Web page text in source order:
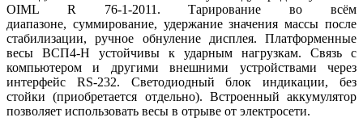
OIML R 76-1-2011. Тарирование во всём
диапазоне, суммирование, удержание значения массы после
стабилизации, ручное обнуление дисплея. Платформенные
весы ВСП4-Н устойчивы к ударным нагрузкам. Связь с
компьютером и другими внешними устройствами через
интерфейс RS-232. Светодиодный блок индикации, без
стойки (приобретается отдельно). Встроенный аккумулятор
позволяет использовать весы в отрыве от электросети.